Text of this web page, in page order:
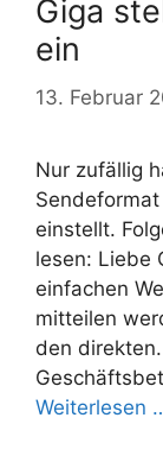
Giga
ein
13. Februar
Nur zufällig
einstellt.
lesen: Liebe
einfachen
mitteilen
den
Weiterlesen